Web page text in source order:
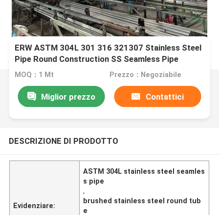
ERW ASTM 304L 301 316 321307 Stainless Steel
Pipe Round Construction SS Seamless Pipe
Brushed Stainless Steel Tube
MOQ：1 Mt Prezzo：Negoziabile
Miglior prezzo Contattici
DESCRIZIONE DI PRODOTTO
Evidenziare:
ASTM 304L stainless steel seamles
s pipe
,
brushed stainless steel round tub
e